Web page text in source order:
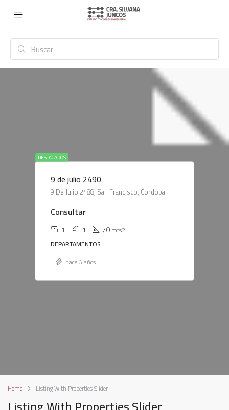
DESTACADOS
9 de julio 2490
9 De Julio 2488, San Francisco, Cordoba
Consultar
1 1 70mts2
DEPARTAMENTOS
hace 6 años
Home Listing With Properties Slider